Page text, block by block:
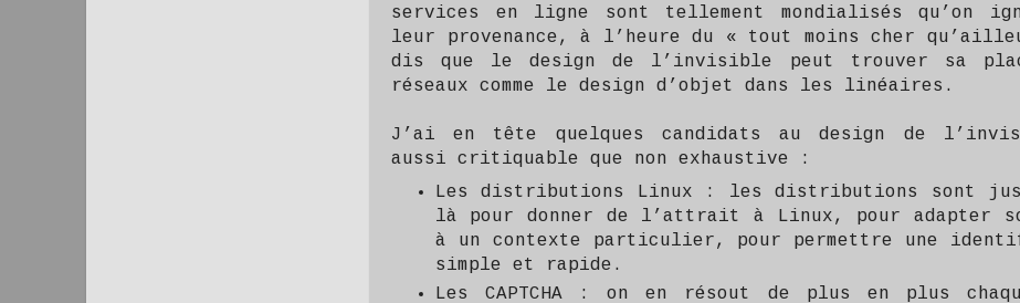
services en ligne sont tellement mondialisés qu’on
leur provenance, à l’heure du « tout moins cher
dis que le design de l’invisible peut trouver sa
réseaux comme le design d’objet dans les linéaires.
J’ai en tête quelques candidats au design de
aussi critiquable que non exhaustive :
Les distributions Linux : les distributions sont
là pour donner de l’attrait à Linux, pour adapter
à un contexte particulier, pour permettre une
simple et rapide.
Les CAPTCHA : on en résout de plus en plus